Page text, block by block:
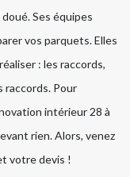
Ses équipes
vos parquets. Elles
: les raccords,
raccords. Pour
intérieur 28 à
rien. Alors, venez
votre devis !